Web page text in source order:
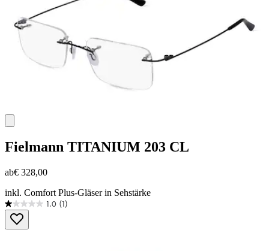
Fielmann TITANIUM 203 CL
ab€ 328,00
inkl. Comfort Plus-Gläser in Sehstärke
1.0 (1)
1.0
von
5